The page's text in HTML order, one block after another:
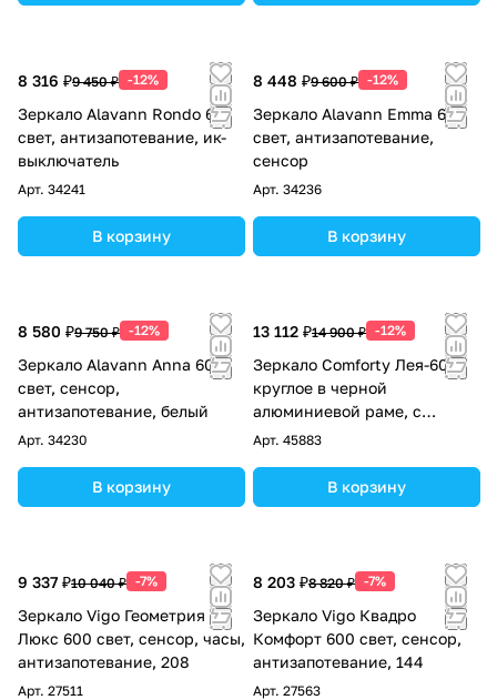
8 316 ₽9 450 ₽ -12%
Зеркало Alavann Rondo 60
свет, антизапотевание, ик-
выключатель
Арт. 34241
В корзину
8 448 ₽9 600 ₽ -12%
Зеркало Alavann Emma 60
свет, антизапотевание,
сенсор
Арт. 34236
В корзину
8 580 ₽9 750 ₽ -12%
Зеркало Alavann Anna 60
свет, сенсор,
антизапотевание, белый
Арт. 34230
В корзину
13 112 ₽14 900 ₽ -12%
Зеркало Comforty Лея-60
круглое в черной
алюминиевой раме, с
подсветкой, бесконтактный
Арт. 45883
В корзину
9 337 ₽10 040 ₽ -7%
Зеркало Vigo Геометрия
Люкс 600 свет, сенсор, часы,
антизапотевание, 208
Арт. 27511
8 203 ₽8 820 ₽ -7%
Зеркало Vigo Квадро
Комфорт 600 свет, сенсор,
антизапотевание, 144
Арт. 27563